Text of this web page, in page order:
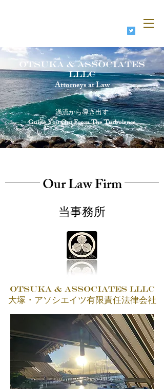
OTSUKA & ASSOCIATES
LLLC
Attorneys at Law
​渦流から導き出す
​Guide You Out From The Turbulence
Our Law Firm
当事務所
OTSUKA & ASSOCIATES LLLC
​大塚・アソシエイツ有限責任法律会社